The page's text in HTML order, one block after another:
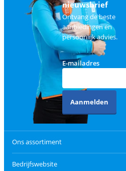
nieuwsbrief
Ontvang de beste
aanbiedingen en
persoonlijk advies.
E-mailadres
Aanmelden
Ons assortiment
Bedrijfswebsite